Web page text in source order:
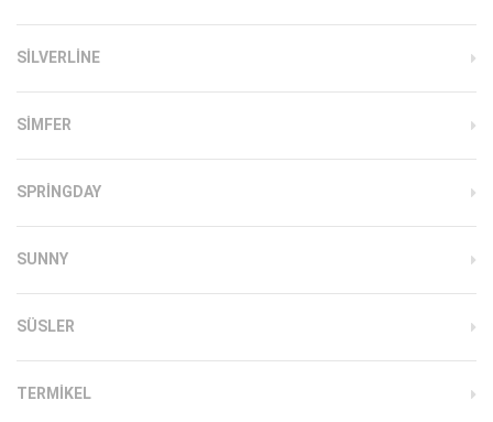
SILVERLINE
SIMFER
SPRINGDAY
SUNNY
SÜSLER
TERMIKEL